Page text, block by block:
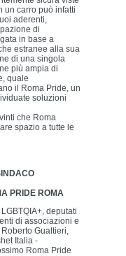
un carro può infatti
aderenti,
di
in base a
estranee alla sua
di una singola
più ampia di
quale
il Roma Pride, un
soluzioni
che Roma
spazio a tutte le
PRIDE ROMA
deputati
di associazioni e
Gualtieri,
Italia -
Roma Pride